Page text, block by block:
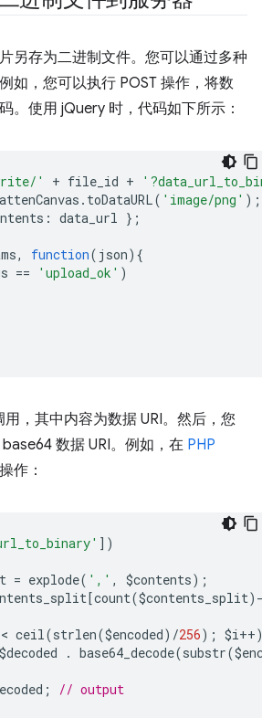
另存为二进制文件。您可以通过多种
如，您可以执行 POST 操作，将数
。使用 jQuery 时，代码如下所示：
' + file_id +
. toDataURL( 'image/png' );
: data_url };
, function( json){
== 'upload_ok' )
，其中内容为数据 URI。然后，您
数据 URI。例如，在 PHP
作：
])
= explode( ',' , $contents);
[count($contents_split)
< ceil(strlen($encoded) /256); $i++
$decoded . base64_decode(substr(
;
// output